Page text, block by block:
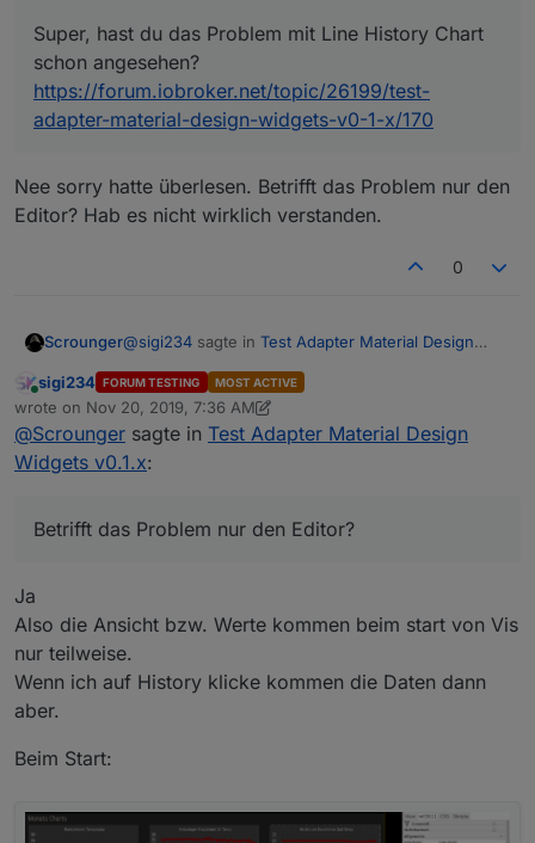
Kannst du ihn als Widget reinstellen?
Ja kann ich heute Abend machen.
Super, hast du das Problem mit Line History Chart
schon angesehen?
https://forum.iobroker.net/topic/26199/test-
adapter-material-design-widgets-v0-1-x/170
Nee sorry hatte überlesen. Betrifft das Problem nur den
Editor? Hab es nicht wirklich verstanden.
0
Scrounger@sigi234 sagte in Test Adapter Material Design
@Scroungersagte in
Design Widgets v0.1.x:
kein Bestandteil des Widgets
Nee sorry hatte überlesen. Betrifft das Problem nur
den Editor? Hab es nicht wirklich verstanden.
Online
sigi234 FORUM TESTING MOST ACTIVE
wrote on Nov 20, 2019, 7:36 AM
last edited by sigi234Nov 20, 2019, 8:54 AM
@Scrounger sagte in Test Adapter Material Design
Widgets v0.1.x:
Betrifft das Problem nur den Editor?
Ja
Also die Ansicht bzw. Werte kommen beim start von Vis
nur teilweise.
Wenn ich auf History klicke kommen die Daten dann
aber.
Beim Start: